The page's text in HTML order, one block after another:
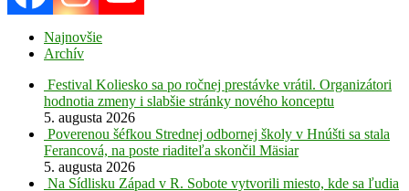
Najnovšie
Archív
Festival Koliesko sa po ročnej prestávke vrátil. Organizátori
hodnotia zmeny i slabšie stránky nového konceptu
5. augusta 2026
Poverenou šéfkou Strednej odbornej školy v Hnúšti sa stala
Ferancová, na poste riaditeľa skončil Mäsiar
5. augusta 2026
Na Sídlisku Západ v R. Sobote vytvorili miesto, kde sa ľudia